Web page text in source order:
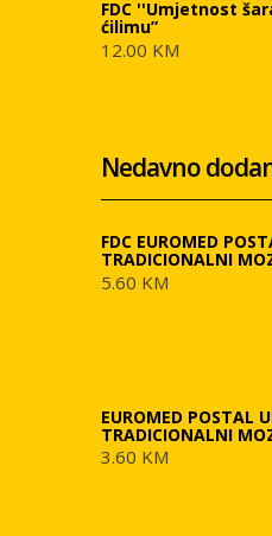
FDC ''Umjetnost
ćilimu”
12.00 KM
Nedavno
FDC EUROMED
TRADICIONALNI
5.60 KM
EUROMED POSTAL
TRADICIONALNI
3.60 KM